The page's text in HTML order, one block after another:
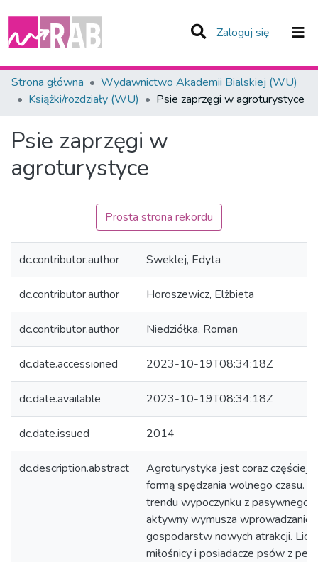
Zaloguj się (current)
Zespoły i Kolekcje
Statystyka
Całe Repozytorium
Strona główna
Wydawnictwo Akademii Bialskiej (WU)
Książki/rozdziały (WU)
Psie zaprzęgi w agroturystyce
Psie zaprzęgi w
agroturystyce
Prosta strona rekordu
dc.contributor.author Sweklej, Edyta
dc.contributor.author Horoszewicz, Elżbieta
dc.contributor.author Niedziółka, Roman
dc.date.accessioned 2023-10-19T08:34:18Z
dc.date.available 2023-10-19T08:34:18Z
dc.date.issued 2014
dc.description.abstract
Agroturystyka jest coraz częściej
formą spędzania wolnego czasu.
trendu wypoczynku z pasywnego
aktywny wymusza wprowadzanie
gospodarstw nowych atrakcji.
miłośnicy i posiadacze psów z